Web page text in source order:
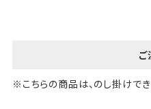
ご
※こちらの商品は、のし掛けでき